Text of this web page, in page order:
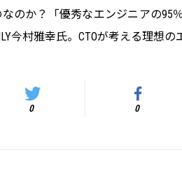
なのか？「優秀なエンジニアの95
今村雅幸氏。CTOが考える理想の
0 0